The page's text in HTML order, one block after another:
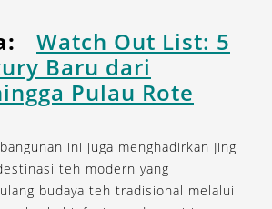
Watch Out List: 5
Baru dari
Pulau Rote
ini juga menghadirkan Jing
teh modern yang
budaya teh tradisional melalui